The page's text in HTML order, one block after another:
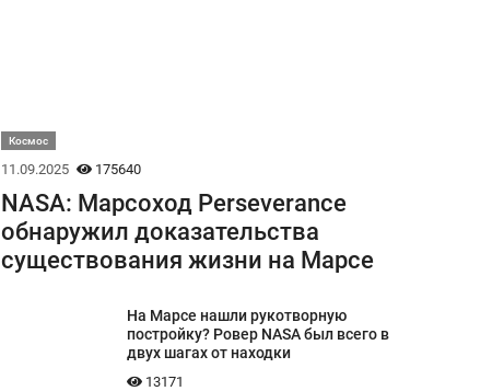
Космос
11.09.2025 175640
NASA: Марсоход Perseverance
обнаружил доказательства
существования жизни на Марсе
На Марсе нашли рукотворную
постройку? Ровер NASA был всего в
двух шагах от находки
13171